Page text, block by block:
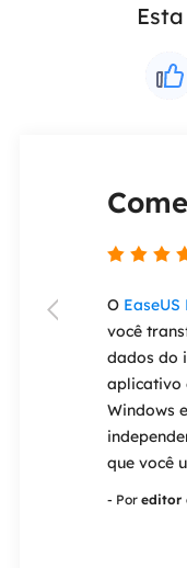
Wizard
O
você
dados do
aplicativo
Windows
que você
- Por editor
